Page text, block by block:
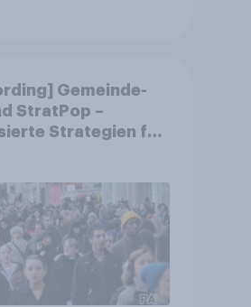
Gemeinde-
StratPop –
Strategien für